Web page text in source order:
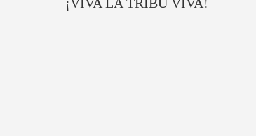
¡VIVA LA TRIBU VIVA!